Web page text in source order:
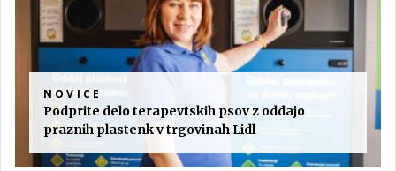
NOVICE
Podprite delo terapevtskih psov z oddajo
praznih plastenk v trgovinah Lidl